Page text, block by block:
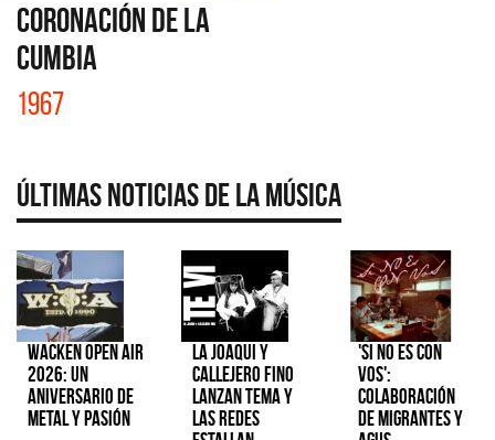
CORONACIÓN DE LA
CUMBIA
1967
Últimas Noticias de la Música
Wacken Open Air
2026: Un
aniversario de
metal y pasión
La Joaqui y
Callejero Fino
lanzan tema y
las redes
'Si No Es Con
Vos':
colaboración
de Migrantes y